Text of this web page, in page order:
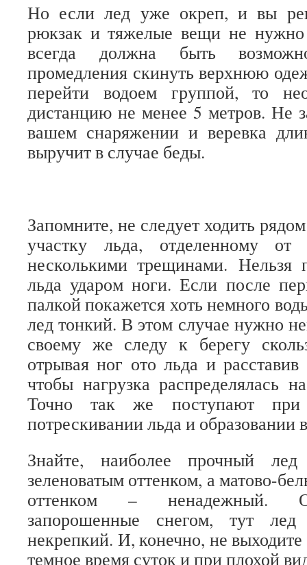
Но если лед уже окреп, и вы
рюкзак и тяжелые вещи не нужно
всегда должна быть
промедления скинуть верхнюю
перейти водоем группой, то
дистанцию не менее 5 метров. Не
вашем снаряжении и веревка
выручит в случае беды.
Запомните, не следует ходить
участку льда, отделенному от
несколькими трещинами. Нельзя
льда ударом ноги. Если после
палкой покажется хоть немного
лед тонкий. В этом случае нужно
своему же следу к берегу
отрывая ног ото льда и
чтобы нагрузка распределялась
Точно так же поступают при
потрескивании льда и образовании
Знайте, наиболее прочный
зеленоватым оттенком, а матово-
оттенком – ненадежный.
запорошенные снегом, тут
некрепкий. И, конечно, не
темное время суток и при плохой